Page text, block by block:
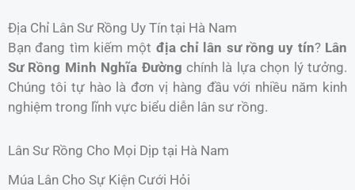
Địa Chỉ Lân Sư Rồng Uy Tín tại Hà Nam
Bạn đang tìm kiếm một địa chỉ lân sư rồng uy tín? Lân
Sư Rồng Minh Nghĩa Đường chính là lựa chọn lý tưởng.
Chúng tôi tự hào là đơn vị hàng đầu với nhiều năm kinh
nghiệm trong lĩnh vực biểu diễn lân sư rồng.
Lân Sư Rồng Cho Mọi Dịp tại Hà Nam
Múa Lân Cho Sự Kiện Cưới Hỏi